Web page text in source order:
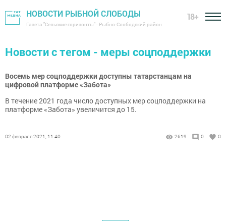
НОВОСТИ РЫБНОЙ СЛОБОДЫ
Газета "Сельские горизонты" - Рыбно-Слободский район
18+
Новости с тегом - меры соцподдержки
Восемь мер соцподдержки доступны татарстанцам на
цифровой платформе «Забота»
В течение 2021 года число доступных мер соцподдержки на
платформе «Забота» увеличится до 15.
02 февраля 2021, 11:40 2619 0 0